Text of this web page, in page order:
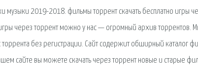
музыки 2019-2018. фильмы торрент скачать бесплатно игры
через торрент можно у нас — огромный архив торрентов.
торрента без регистрации. Сайт содержит обширный каталог
сайте вы можете скачать через торрент новые и старые